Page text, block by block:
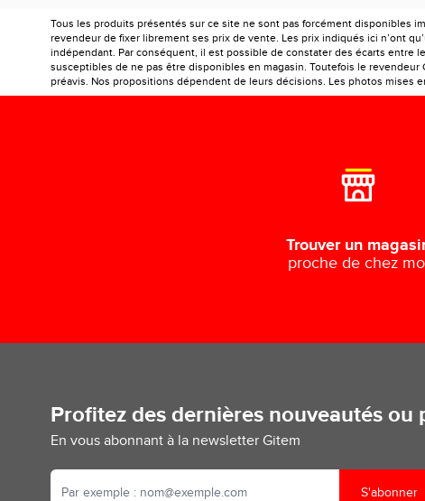
Tous les produits présentés sur ce site ne sont pas forcément disponibles
revendeur de fixer librement ses prix de vente. Les prix indiqués ici n’ont
indépendant. Par conséquent, il est possible de constater des écarts entre
susceptibles de ne pas être disponibles en magasin. Toutefois le
préavis. Nos propositions dépendent de leurs décisions. Les photos mises
Trouver un
proche de chez
Profitez des dernières nouveautés ou
En vous abonnant à la newsletter Gitem
S'abonner